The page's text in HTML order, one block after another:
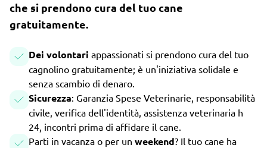
che si prendono cura del tuo cane
gratuitamente.
Dei volontari appassionati si prendono cura del tuo
cagnolino gratuitamente; è un'iniziativa solidale e
senza scambio di denaro.
Sicurezza: Garanzia Spese Veterinarie, responsabilità
civile, verifica dell'identità, assistenza veterinaria h
24, incontri prima di affidare il cane.
Parti in vacanza o per un weekend? Il tuo cane ha